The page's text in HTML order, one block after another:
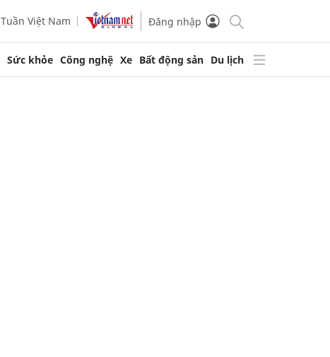
Tuần Việt Nam Đăng nhập
Sức khỏe Công nghệ Xe Bất động sản Du lịch